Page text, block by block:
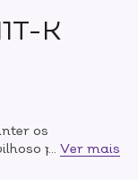
K
os
para
de alta
Ver mais